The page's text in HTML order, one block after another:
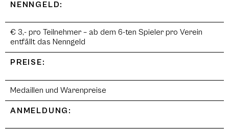
NENNGELD:
€ 3,- pro Teilnehmer – ab dem 6-ten Spieler pro Verein
entfällt das Nenngeld
PREISE:
Medaillen und Warenpreise
ANMELDUNG: